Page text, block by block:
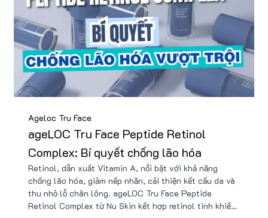
Ageloc Tru Face
ageLOC Tru Face Peptide Retinol
Complex: Bí quyết chống lão hóa
Retinol, dẫn xuất Vitamin A, nổi bật với khả năng
chống lão hóa, giảm nếp nhăn, cải thiện kết cấu da và
thu nhỏ lỗ chân lông. ageLOC Tru Face Peptide
Retinol Complex từ Nu Skin kết hợp retinol tinh khiết